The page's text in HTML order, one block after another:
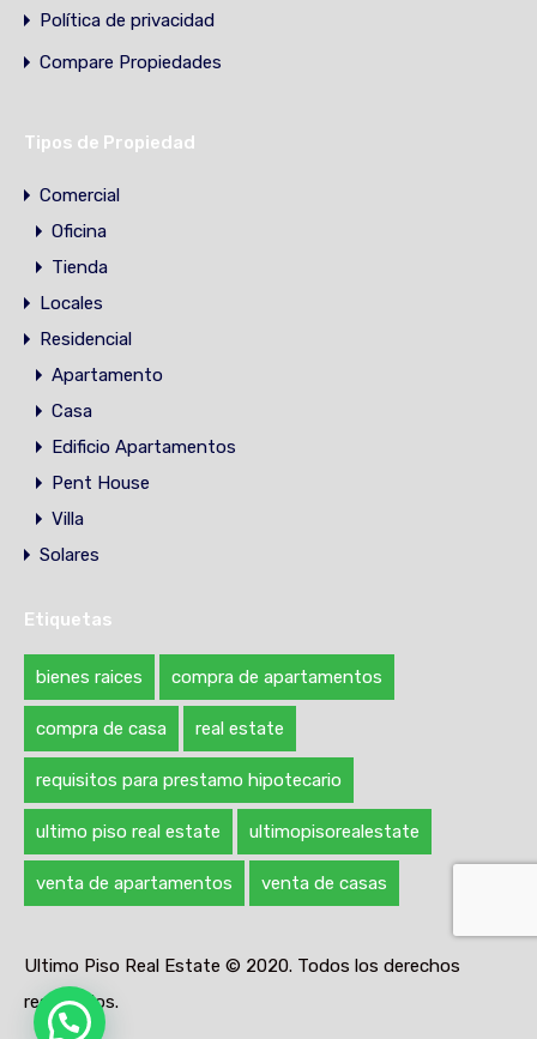
Política de privacidad
Compare Propiedades
Tipos de Propiedad
Comercial
Oficina
Tienda
Locales
Residencial
Apartamento
Casa
Edificio Apartamentos
Pent House
Villa
Solares
Etiquetas
bienes raices compra de apartamentos
compra de casa real estate
requisitos para prestamo hipotecario
ultimo piso real estate ultimopisorealestate
venta de apartamentos venta de casas
Ultimo Piso Real Estate © 2020. Todos los derechos
reservados.